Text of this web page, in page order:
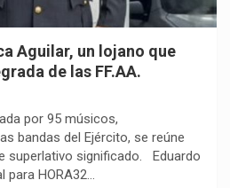
Aguilar, un lojano que
de las FF.AA.
por 95 músicos,
bandas del Ejército, se reúne
superlativo significado. Eduardo
para HORA32…